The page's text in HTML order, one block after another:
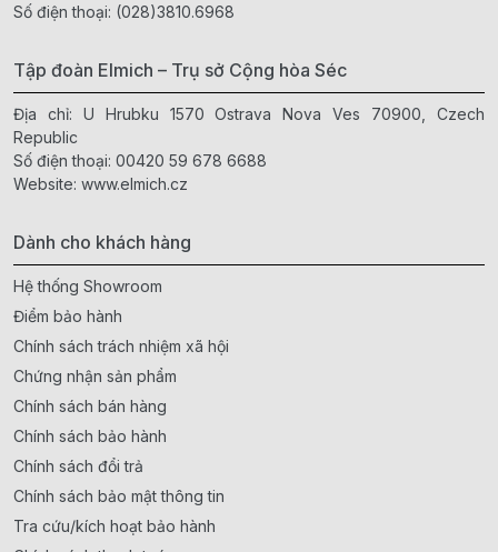
Số điện thoại: (028)3810.6968
Tập đoàn Elmich – Trụ sở Cộng hòa Séc
Địa chỉ: U Hrubku 1570 Ostrava Nova Ves 70900, Czech
Republic
Số điện thoại: 00420 59 678 6688
Website: www.elmich.cz
Dành cho khách hàng
Hệ thống Showroom
Điểm bảo hành
Chính sách trách nhiệm xã hội
Chứng nhận sản phẩm
Chính sách bán hàng
Chính sách bảo hành
Chính sách đổi trả
Chính sách bảo mật thông tin
Tra cứu/kích hoạt bảo hành